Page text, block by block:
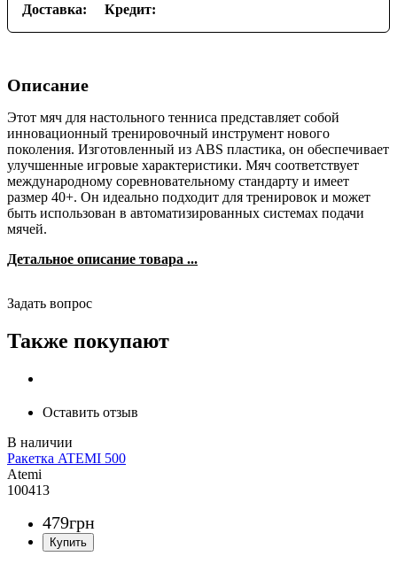
Доставка: Кредит:
Описание
Этот мяч для настольного тенниса представляет собой
инновационный тренировочный инструмент нового
поколения. Изготовленный из ABS пластика, он обеспечивает
улучшенные игровые характеристики. Мяч соответствует
международному соревновательному стандарту и имеет
размер 40+. Он идеально подходит для тренировок и может
быть использован в автоматизированных системах подачи
мячей.
Детальное описание товара ...
Задать вопрос
Также покупают
Оставить отзыв
Ракетка ATEMI 500
Atemi
100413
479грн